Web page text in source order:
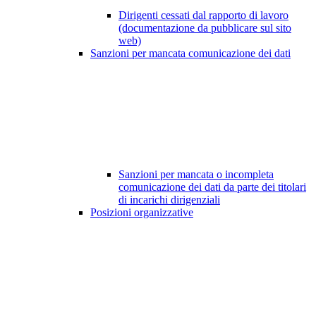
Dirigenti cessati dal rapporto di lavoro
(documentazione da pubblicare sul sito
web)
Sanzioni per mancata comunicazione dei dati
Sanzioni per mancata o incompleta
comunicazione dei dati da parte dei titolari
di incarichi dirigenziali
Posizioni organizzative